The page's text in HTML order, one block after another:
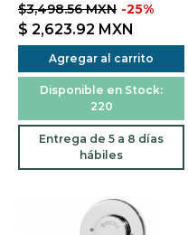
$3,498.56 MXN -25%
$ 2,623.92 MXN
Agregar al carrito
Disponible en Stock:
220
Entrega de 5 a 8 días
hábiles